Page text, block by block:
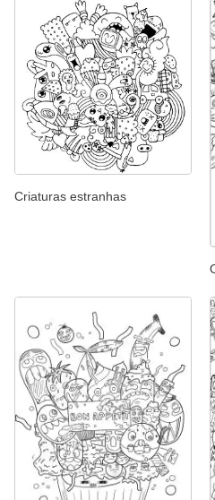
Criaturas estranhas